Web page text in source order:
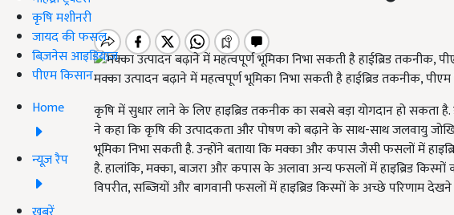
कृषि मशीनरी
जायद की फसल
बिज़नेस आइडियाज
पीएम किसान
Home
न्यूज़ रैप
मक्का उत्पादन बढ़ाने में महत्वपूर्ण भूम‍िका न‍िभा सकती है हाईब्रिड तकनीक,
कृषि में सुधार लाने के लिए हाइब्रिड तकनीक का सबसे बड़ा योगदान हो सकता है.
ने कहा कि कृषि की उत्पादकता और पोषण को बढ़ाने के साथ-साथ जलवायु
भूमिका निभा सकती है. उन्होंने बताया कि मक्का और कपास जैसी फसलों में
है. हालांकि, मक्का, बाजरा और कपास के अलावा अन्य फसलों में हाइब्रिड
विपरीत, सब्जियों और बागवानी फसलों में हाइब्रिड किस्मों के अच्छे परिणाम